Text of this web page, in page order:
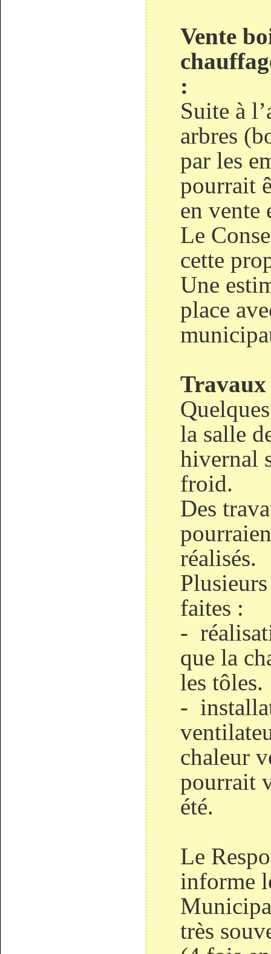
Vente
:
Suite à
arbres
par les
pourrait
en vente
Le
cette
Une
place
Travaux
la salle
hivernal
froid.
Des
réalisés.
faites :
-
que la
les tôles.
-
chaleur
pourrait
été.
Le
informe
très